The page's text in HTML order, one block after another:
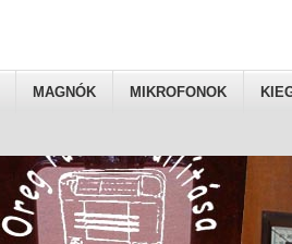
MAGNÓK MIKROFONOK